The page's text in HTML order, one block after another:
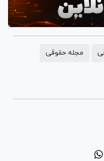
مجله حقوقی